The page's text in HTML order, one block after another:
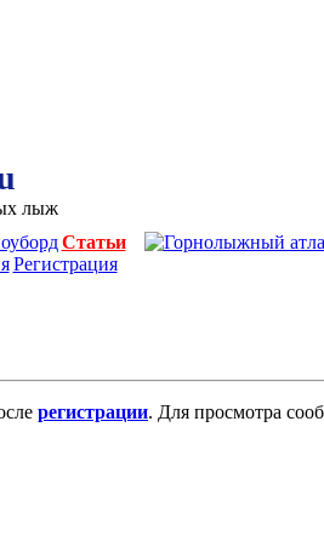
лыж
Статьи
Регистрация
регистрации. Для просмотра